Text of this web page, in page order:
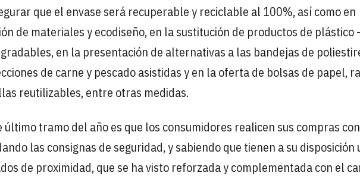
que el envase será recuperable y reciclable al 100%, así como en
de materiales y ecodiseño, en la sustitución de productos de plástico
en la presentación de alternativas a las bandejas de
de carne y pescado asistidas y en la oferta de bolsas de papel,
reutilizables, entre otras medidas.
tramo del año es que los consumidores realicen sus compras
las consignas de seguridad, y sabiendo que tienen a su disposición
de proximidad, que se ha visto reforzada y complementada con el